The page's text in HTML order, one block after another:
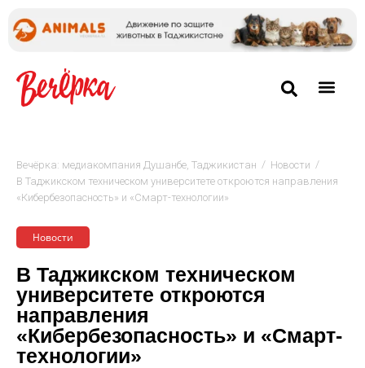
Вечёрка: медиакомпания Душанбе, Таджикистан / Новости /
В Таджикском техническом университете откроются направления
«Кибербезопасность» и «Смарт-технологии»
Новости
В Таджикском техническом
университете откроются
направления
«Кибербезопасность» и «Смарт-
технологии»